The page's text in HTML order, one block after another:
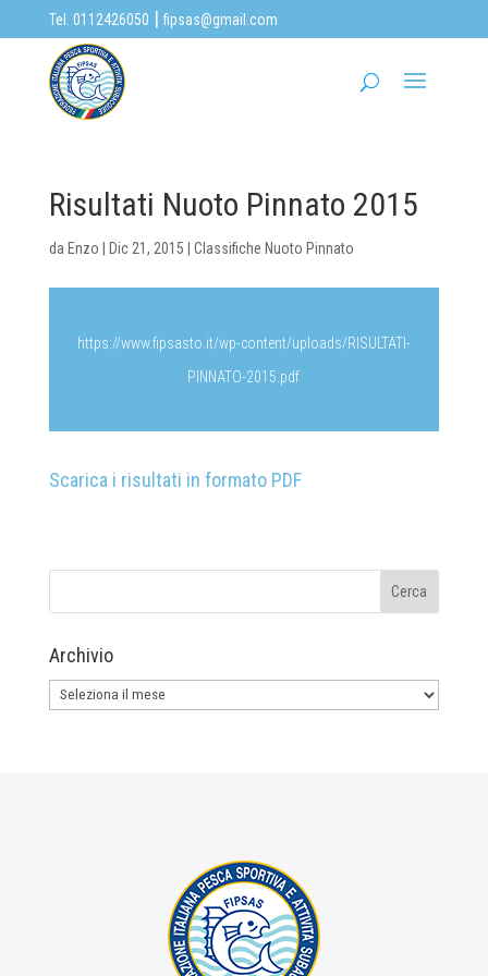
Tel. 0112426050 | fipsas@gmail.com
Risultati Nuoto Pinnato 2015
da Enzo Dic 21, 2015 Classifiche Nuoto Pinnato
https://www.fipsasto.it/wp-content/uploads/RISULTATI-
PINNATO-2015.pdf
Scarica i risultati in formato PDF
Archivio
Archivio